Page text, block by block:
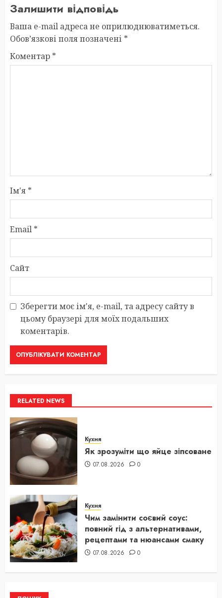
Залишити відповідь
Ваша e-mail адреса не оприлюднюватиметься.
Обов’язкові поля позначені *
Коментар *
Ім'я *
Email *
Сайт
Зберегти моє ім'я, e-mail, та адресу сайту в
цьому браузері для моїх подальших
коментарів.
RELATED NEWS
Кухня
Як зрозуміти що яйце зіпсоване
07.08.2026 0
Кухня
Чим замінити соєвий соус:
повний гід з альтернативами,
рецептами та нюансами смаку
07.08.2026 0